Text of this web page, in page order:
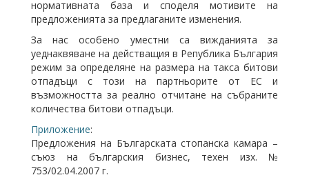
нормативната база и споделя мотивите на
предложенията за предлаганите изменения.
За нас особено уместни са вижданията за
уеднаквяване на действащия в Република България
режим за определяне на размера на такса битови
отпадъци с този на партньорите от ЕС и
възможността за реално отчитане на събраните
количества битови отпадъци.
Приложение:
Предложения на Българската стопанска камара –
съюз на българския бизнес, техен изх. №
753/02.04.2007 г.